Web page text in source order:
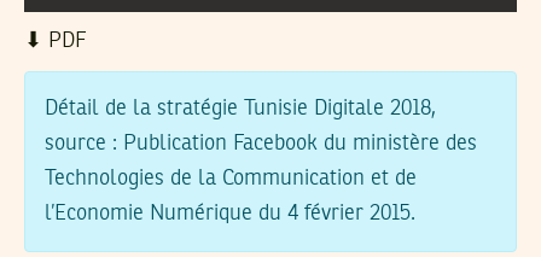
⬇︎ PDF
Détail de la stratégie Tunisie Digitale 2018,
source : Publication Facebook du ministère des
Technologies de la Communication et de
l’Economie Numérique du 4 février 2015.